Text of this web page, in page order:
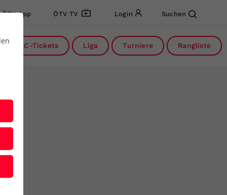
ÖTV App ÖTV TV Login Suchen
DC-Tickets Liga Turniere Rangliste